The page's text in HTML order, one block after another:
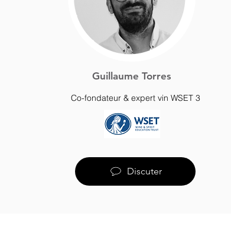
Guillaume Torres
Co-fondateur & expert vin WSET 3
Discuter